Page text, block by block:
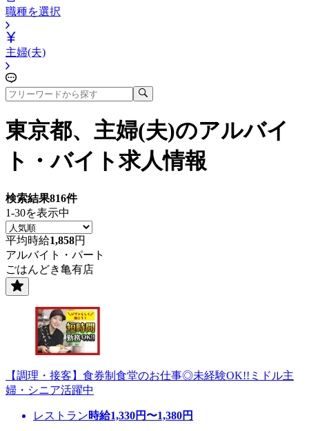
職種を選択
主婦(夫)
東京都、主婦(夫)のアルバイ
ト・バイト求人情報
検索結果816件
1-30を表示中
平均時給1,858円
アルバイト・パート
ごはんどき亀有店
【調理・接客】食券制食堂のお仕事◎未経験OK!!ミドル主
婦・シニア活躍中
レストラン時給1,330円〜1,380円